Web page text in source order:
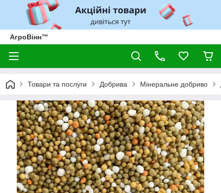
АгроВінн™
Товари та послуги Добрива Мінеральне добриво